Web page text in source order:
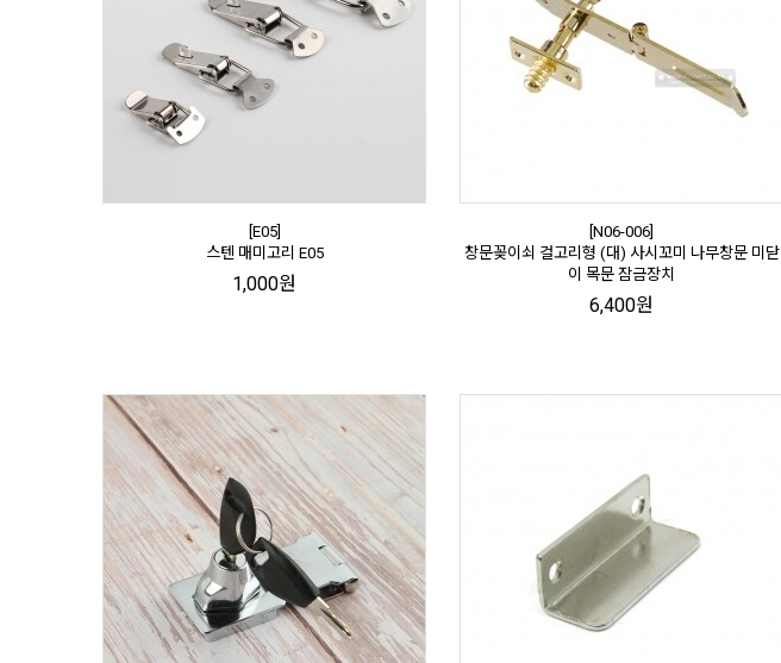
[E05]
스텐 매미고리 E05
1,000원
[N06-006]
창문꽂이쇠 걸고리형 (대) 사시꼬미 나무창문 미닫
이 목문 잠금장치
6,400원